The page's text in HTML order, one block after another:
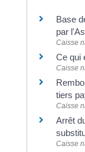
Base
par
Caisse
Ce qui
Caisse
tiers
Caisse
Arrêt
Caisse